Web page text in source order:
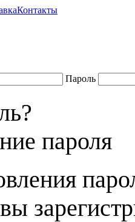
Контакты
Пароль
пароля